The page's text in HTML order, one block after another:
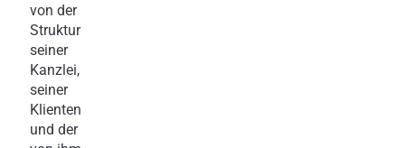
von der
Struktur
seiner
Kanzlei,
seiner
Klienten
und der